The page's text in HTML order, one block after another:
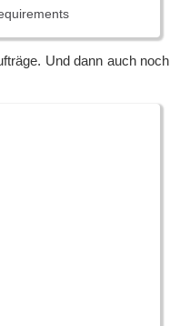
Und dann auch noch